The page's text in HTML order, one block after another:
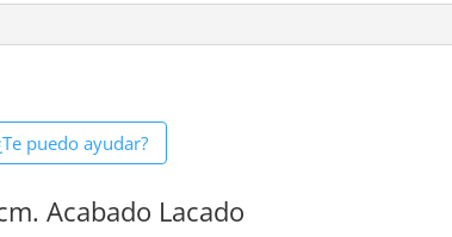
puedo ayudar?
Acabado Lacado